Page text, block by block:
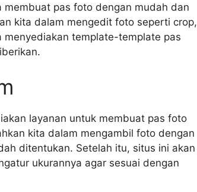
pas foto dengan mudah dan
kita dalam mengedit foto seperti crop,
menyediakan template-template pas
layanan untuk membuat pas foto
kita dalam mengambil foto dengan
ditentukan. Setelah itu, situs ini akan
ukurannya agar sesuai dengan